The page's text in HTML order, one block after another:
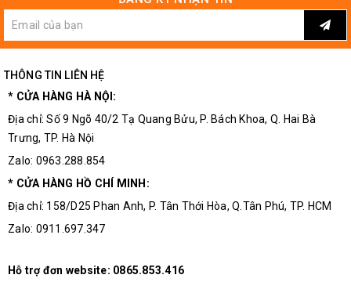
THÔNG TIN LIÊN HỆ
* CỬA HÀNG HÀ NỘI:
Địa chỉ: Số 9 Ngõ 40/2 Tạ Quang Bửu, P. Bách Khoa, Q. Hai Bà
Trưng, TP. Hà Nội
Zalo: 0963.288.854
* CỬA HÀNG HỒ CHÍ MINH:
Địa chỉ: 158/D25 Phan Anh, P. Tân Thới Hòa, Q.Tân Phú, TP. HCM
Zalo: 0911.697.347
Hỗ trợ đơn website: 0865.853.416